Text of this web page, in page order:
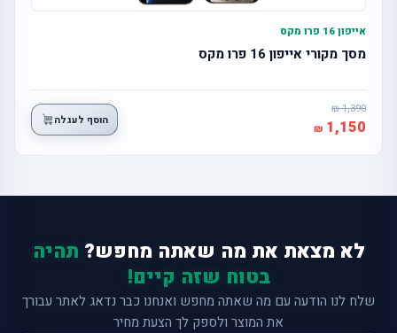
אייפון 16 פרו מקס
מסך מקורי אייפון 16 פרו מקס
1,390
1,150 הוסף לעגלה
לא מצאת את מה שאתה מחפש? תהיה
בטוח שזה קיים!
שלח לנו הודעה עם מה שאתה מחפש ואנחנו כבר נדאג לאתר עבורך
את המוצר ולספק לך הצעת מחיר